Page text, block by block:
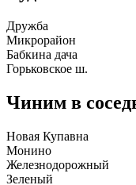
Дружба
Микрорайон
Бабкина дача
Горьковское ш.
Чиним в
Новая Купавна
Монино
Железнодорожный
Зеленый